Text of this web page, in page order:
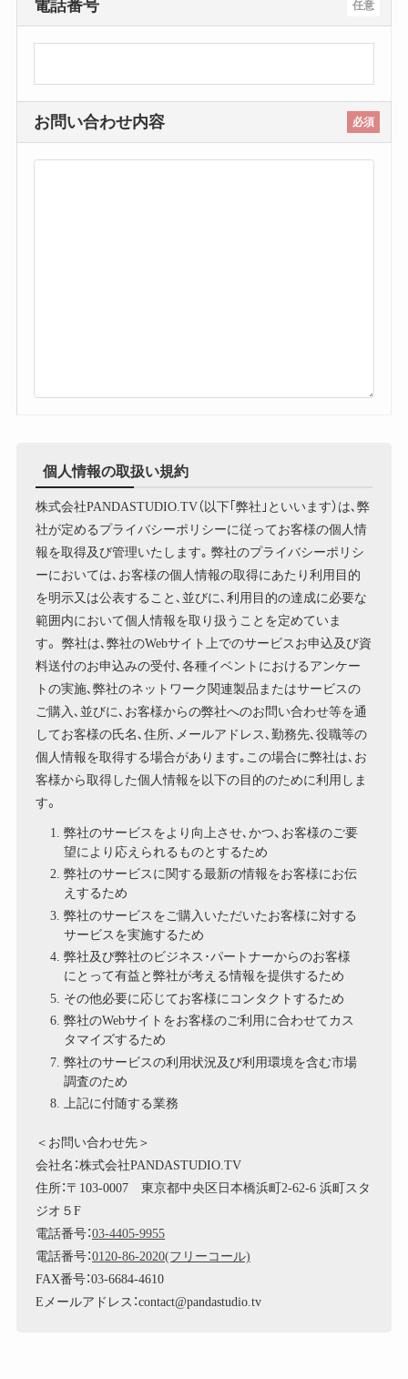
任意
電話番号
必須
お問い合わせ内容
個人情報の取扱い規約
株式会社PANDASTUDIO.TV（以下｢弊社｣といいます）は､弊
社が定めるプライバシーポリシーに従ってお客様の個人情
報を取得及び管理いたします｡ 弊社のプライバシーポリシ
ーにおいては､お客様の個人情報の取得にあたり利用目的
を明示又は公表すること､並びに､利用目的の達成に必要な
範囲内において個人情報を取り扱うことを定めていま
す。 弊社は､弊社のWebサイト上でのサービスお申込及び資
料送付のお申込みの受付､各種イベントにおけるアンケー
トの実施､弊社のネットワーク関連製品またはサービスの
ご購入､並びに､お客様からの弊社へのお問い合わせ等を通
してお客様の氏名､住所､メールアドレス､勤務先､役職等の
個人情報を取得する場合があります｡この場合に弊社は､お
客様から取得した個人情報を以下の目的のために利用しま
す。
弊社のサービスをより向上させ､かつ、お客様のご要
望により応えられるものとするため
弊社のサービスに関する最新の情報をお客様にお伝
えするため
弊社のサービスをご購入いただいたお客様に対する
サービスを実施するため
弊社及び弊社のビジネス･パートナーからのお客様
にとって有益と弊社が考える情報を提供するため
その他必要に応じてお客様にコンタクトするため
弊社のWebサイトをお客様のご利用に合わせてカス
タマイズするため
弊社のサービスの利用状況及び利用環境を含む市場
調査のため
上記に付随する業務
＜お問い合わせ先＞
会社名：株式会社PANDASTUDIO.TV
住所：〒103-0007 東京都中央区日本橋浜町2-62-6 浜町スタ
ジオ５F
電話番号：03-4405-9955
電話番号：0120-86-2020(フリーコール)
FAX番号：03-6684-4610
Eメールアドレス：contact@pandastudio.tv